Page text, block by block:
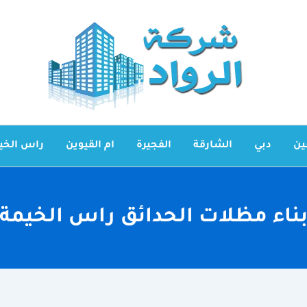
دبي الشارقة الفجيرة ام القيوين راس
بناء مظلات الحدائق راس الخيمة